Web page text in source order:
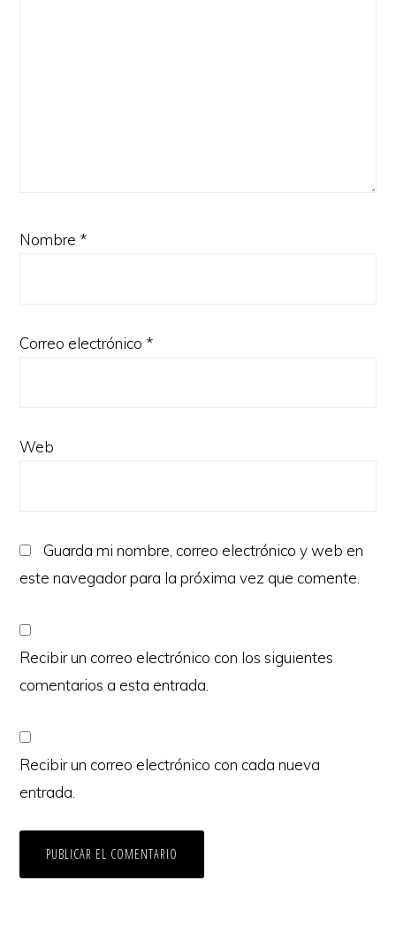
Nombre *
Correo electrónico *
Web
Guarda mi nombre, correo electrónico y web en
este navegador para la próxima vez que comente.
Recibir un correo electrónico con los siguientes
comentarios a esta entrada.
Recibir un correo electrónico con cada nueva
entrada.